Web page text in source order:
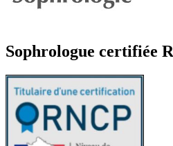
Sophrologue certifiée